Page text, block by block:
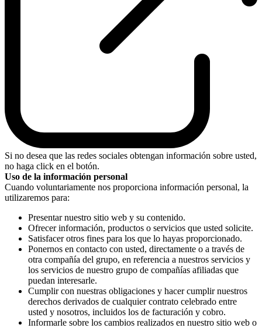
Si no desea que las redes sociales obtengan información sobre usted,
no haga click en el botón.
Uso de la información personal
Cuando voluntariamente nos proporciona información personal, la
utilizaremos para:
Presentar nuestro sitio web y su contenido.
Ofrecer información, productos o servicios que usted solicite.
Satisfacer otros fines para los que lo hayas proporcionado.
Ponernos en contacto con usted, directamente o a través de
otra compañía del grupo, en referencia a nuestros servicios y
los servicios de nuestro grupo de compañías afiliadas que
puedan interesarle.
Cumplir con nuestras obligaciones y hacer cumplir nuestros
derechos derivados de cualquier contrato celebrado entre
usted y nosotros, incluidos los de facturación y cobro.
Informarle sobre los cambios realizados en nuestro sitio web o